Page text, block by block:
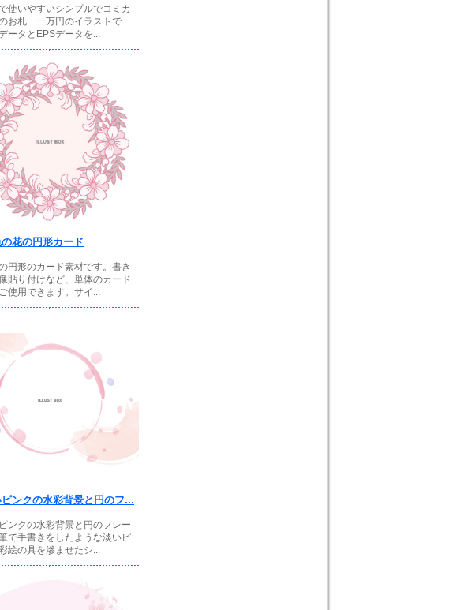
使いやすいシンプルでコミカ
お札 一万円のイラストで
ータとEPSデータを...
花の円形カード
円形のカード素材です。書き
貼り付けなど、単体のカード
使用できます。サイ...
ンクの水彩背景と円のフ...
ンクの水彩背景と円のフレー
で手書きをしたような淡いピ
絵の具を滲ませたシ...